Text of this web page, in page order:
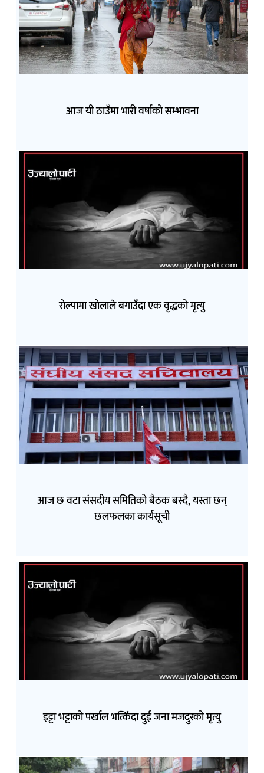
आज यी ठाउँमा भारी वर्षाको सम्भावना
रोल्पामा खोलाले बगाउँदा एक वृद्धको मृत्यु
आज छ वटा संसदीय समितिको बैठक बस्दै, यस्ता छन्
छलफलका कार्यसूची
इट्टा भट्टाको पर्खाल भत्किँदा दुई जना मजदुरको मृत्यु